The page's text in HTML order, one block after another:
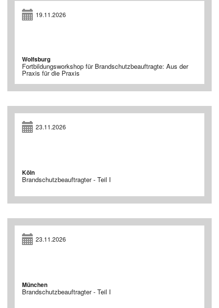
19.11.2026
Wolfsburg
Fortbildungsworkshop für Brandschutzbeauftragte: Aus der
Praxis für die Praxis
23.11.2026
Köln
Brandschutzbeauftragter - Teil I
23.11.2026
München
Brandschutzbeauftragter - Teil I